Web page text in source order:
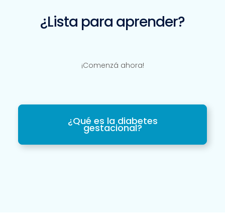
¿Lista para aprender?
¡Comenzá ahora!
¿Qué es la diabetes
gestacional?